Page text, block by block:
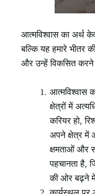
आत्मविश्वास का अर्थ
बल्कि यह हमारे भीतर
और उन्हें विकसित करने
आत्मविश्वास
क्षेत्रों में
करियर हो,
अपने क्षेत्र में
क्षमताओं और
पहचानता है,
की ओर बढ़ने में